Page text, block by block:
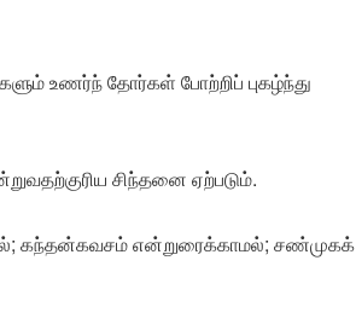
உணர்ந் தோர்கள் போற்றிப் புகழ்ந்து
சிந்தனை ஏற்படும்.
கந்தன்கவசம் என்றுரைக்காமல்; சண்முகக்